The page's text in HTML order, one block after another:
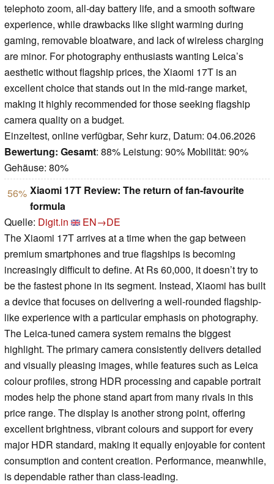
telephoto zoom, all-day battery life, and a smooth software
experience, while drawbacks like slight warming during
gaming, removable bloatware, and lack of wireless charging
are minor. For photography enthusiasts wanting Leica’s
aesthetic without flagship prices, the Xiaomi 17T is an
excellent choice that stands out in the mid-range market,
making it highly recommended for those seeking flagship
camera quality on a budget.
Einzeltest, online verfügbar, Sehr kurz, Datum: 04.06.2026
Bewertung: Gesamt: 88% Leistung: 90% Mobilität: 90%
Gehäuse: 80%
56% Xiaomi 17T Review: The return of fan-favourite
formula
Quelle: Digit.in
EN→DE
The Xiaomi 17T arrives at a time when the gap between
premium smartphones and true flagships is becoming
increasingly difficult to define. At Rs 60,000, it doesn’t try to
be the fastest phone in its segment. Instead, Xiaomi has built
a device that focuses on delivering a well-rounded flagship-
like experience with a particular emphasis on photography.
The Leica-tuned camera system remains the biggest
highlight. The primary camera consistently delivers detailed
and visually pleasing images, while features such as Leica
colour profiles, strong HDR processing and capable portrait
modes help the phone stand apart from many rivals in this
price range. The display is another strong point, offering
excellent brightness, vibrant colours and support for every
major HDR standard, making it equally enjoyable for content
consumption and content creation. Performance, meanwhile,
is dependable rather than class-leading.